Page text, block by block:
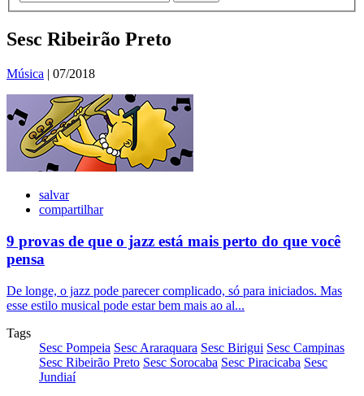
Sesc Ribeirão Preto
Música | 07/2018
salvar
compartilhar
9 provas de que o jazz está mais perto do que você
pensa
De longe, o jazz pode parecer complicado, só para iniciados. Mas
esse estilo musical pode estar bem mais ao al...
Tags
Sesc Pompeia Sesc Araraquara Sesc Birigui Sesc Campinas
Sesc Ribeirão Preto Sesc Sorocaba Sesc Piracicaba Sesc
Jundiaí